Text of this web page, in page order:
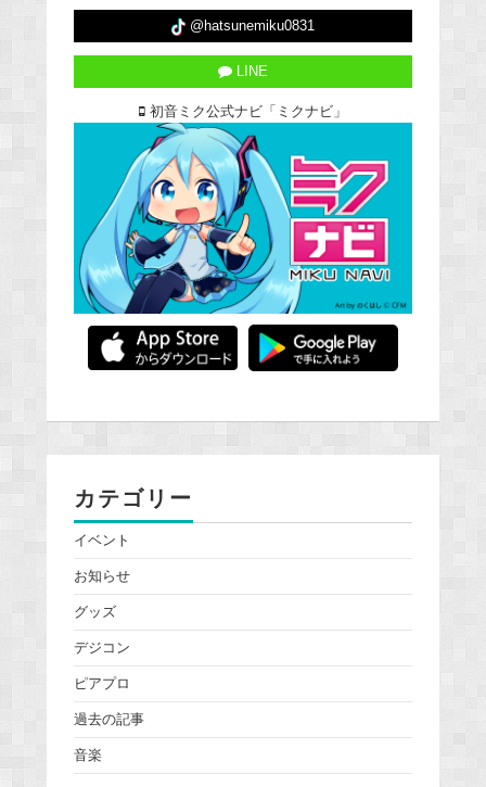
@hatsunemiku0831
LINE
初音ミク公式ナビ「ミクナビ」
カテゴリー
イベント
お知らせ
グッズ
デジコン
ピアプロ
過去の記事
音楽